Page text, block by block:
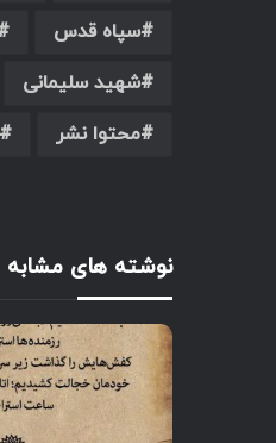
سپاه قدس
شهید سلیمانی
محتوا نشر
نوشته های مشابه